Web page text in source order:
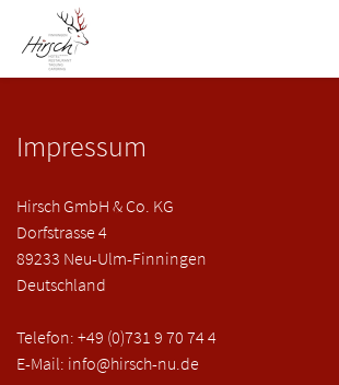
Impressum
Hirsch GmbH & Co. KG
Dorfstrasse 4
89233 Neu-Ulm-Finningen
Deutschland
Telefon: +49 (0)731 9 70 74 4
E-Mail: info@hirsch-nu.de